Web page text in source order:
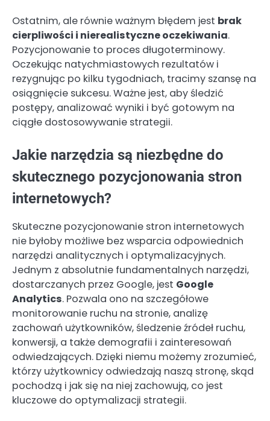
Ostatnim, ale równie ważnym błędem jest brak
cierpliwości i nierealistyczne oczekiwania.
Pozycjonowanie to proces długoterminowy.
Oczekując natychmiastowych rezultatów i
rezygnując po kilku tygodniach, tracimy szansę na
osiągnięcie sukcesu. Ważne jest, aby śledzić
postępy, analizować wyniki i być gotowym na
ciągłe dostosowywanie strategii.
Jakie narzędzia są niezbędne do
skutecznego pozycjonowania stron
internetowych?
Skuteczne pozycjonowanie stron internetowych
nie byłoby możliwe bez wsparcia odpowiednich
narzędzi analitycznych i optymalizacyjnych.
Jednym z absolutnie fundamentalnych narzędzi,
dostarczanych przez Google, jest Google
Analytics. Pozwala ono na szczegółowe
monitorowanie ruchu na stronie, analizę
zachowań użytkowników, śledzenie źródeł ruchu,
konwersji, a także demografii i zainteresowań
odwiedzających. Dzięki niemu możemy zrozumieć,
którzy użytkownicy odwiedzają naszą stronę, skąd
pochodzą i jak się na niej zachowują, co jest
kluczowe do optymalizacji strategii.